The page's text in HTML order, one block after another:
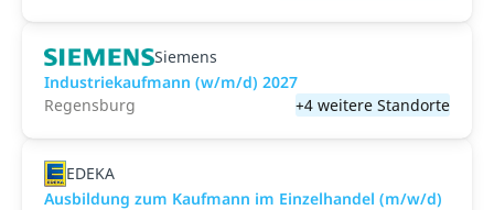
Siemens
Industriekaufmann (w/m/d) 2027
Regensburg
+4 weitere Standorte
EDEKA
Ausbildung zum Kaufmann im Einzelhandel (m/w/d)